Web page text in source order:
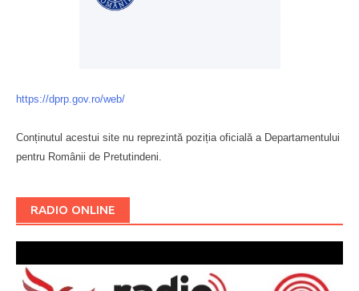
https://dprp.gov.ro/web/
Conținutul acestui site nu reprezintă poziția oficială a Departamentului
pentru Românii de Pretutindeni.
RADIO ONLINE